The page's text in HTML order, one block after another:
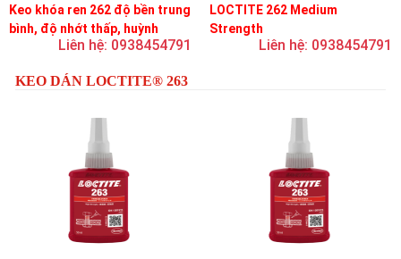
Keo khóa ren 262 độ bền trung
bình, độ nhớt thấp, huỳnh
Liên hệ: 0938454791
LOCTITE 262 Medium
Strength
Liên hệ: 0938454791
KEO DÁN LOCTITE® 263